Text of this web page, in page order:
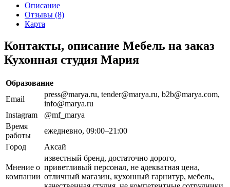
Описание
Отзывы (8)
Карта
Контакты, описание Мебель на заказ
Кухонная студия Мария
Образование
Email
press@marya.ru, tender@marya.ru, b2b@marya.com,
info@marya.ru
Instagram
@mf_marya
Время
работы
ежедневно, 09:00–21:00
Город
Аксай
Мнение о
компании
известный бренд, достаточно дорого,
приветливый персонал, не адекватная цена,
отличный магазин, кухонный гарнитур, мебель,